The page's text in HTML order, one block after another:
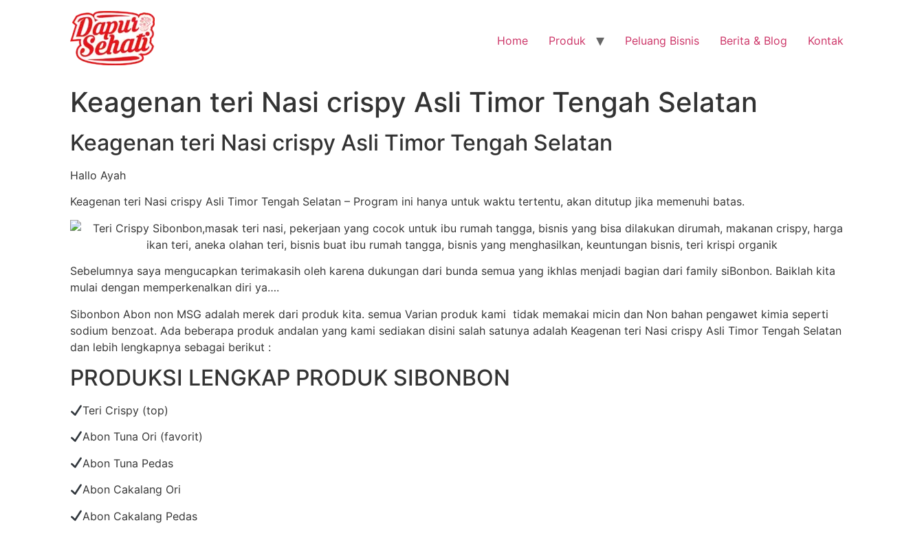
Home Produk Peluang Bisnis Berita & Blog Kontak
Keagenan teri Nasi crispy Asli Timor Tengah Selatan
Keagenan teri Nasi crispy Asli Timor Tengah Selatan
Hallo Ayah
Keagenan teri Nasi crispy Asli Timor Tengah Selatan – Program ini hanya untuk waktu tertentu, akan ditutup jika memenuhi batas.
Sebelumnya saya mengucapkan terimakasih oleh karena dukungan dari bunda semua yang ikhlas menjadi bagian dari family siBonbon. Baiklah kita
mulai dengan memperkenalkan diri ya….
Sibonbon Abon non MSG adalah merek dari produk kita. semua Varian produk kami tidak memakai micin dan Non bahan pengawet kimia seperti
sodium benzoat. Ada beberapa produk andalan yang kami sediakan disini salah satunya adalah Keagenan teri Nasi crispy Asli Timor Tengah Selatan
dan lebih lengkapnya sebagai berikut :
PRODUKSI LENGKAP PRODUK SIBONBON
Teri Crispy (top)
Abon Tuna Ori (favorit)
Abon Tuna Pedas
Abon Cakalang Ori
Abon Cakalang Pedas